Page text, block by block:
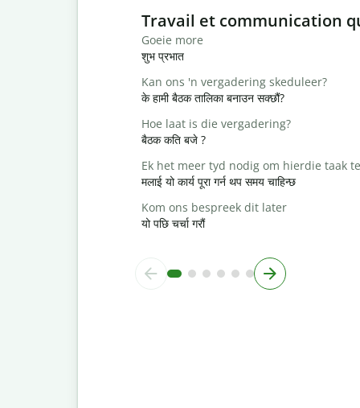
Slide 1 of 6
Travail et communication
Goeie more
शुभ प्रभात
Kan ons 'n vergadering skeduleer?
के हामी बैठक तालिका बनाउन सक्छौं?
Hoe laat is die vergadering?
बैठक कति बजे ?
Ek het meer tyd nodig om hierdie taak
मलाई यो कार्य पूरा गर्न थप समय चाहिन्छ
Kom ons bespreek dit later
यो पछि चर्चा गरौं